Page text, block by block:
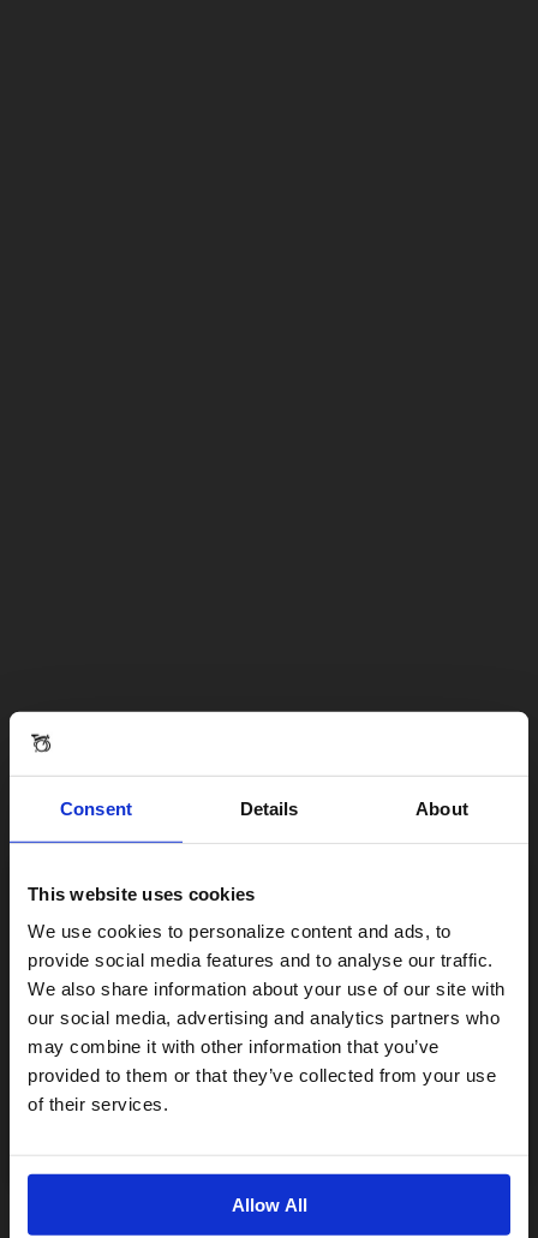
Consent Details About
This website uses cookies
We use cookies to personalize content and ads, to
provide social media features and to analyse our traffic.
We also share information about your use of our site with
our social media, advertising and analytics partners who
may combine it with other information that you’ve
provided to them or that they’ve collected from your use
of their services.
Allow All
Visiting from the United States?
For a better experience, please visit our:
US website